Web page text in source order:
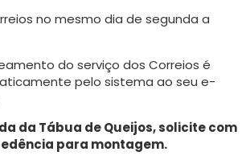
no mesmo dia de segunda a
do serviço dos Correios é
pelo sistema ao seu e-
da Tábua de Queijos, solicite com
para montagem.